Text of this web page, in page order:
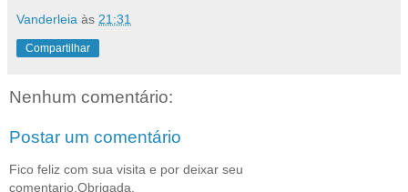
Vanderleia às 21:31
Compartilhar
Nenhum comentário:
Postar um comentário
Fico feliz com sua visita e por deixar seu
comentario.Obrigada.